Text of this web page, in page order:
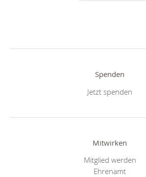
Spenden
Jetzt spenden
Mitwirken
Mitglied werden
Ehrenamt